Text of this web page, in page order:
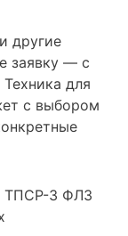
другие
заявку — с
для
с выбором
ТПСР-3 ФЛЗ